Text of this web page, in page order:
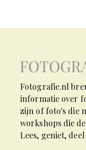
Fotografie.nl
informatie over
zijn of foto's die
workshops die
Lees, geniet,